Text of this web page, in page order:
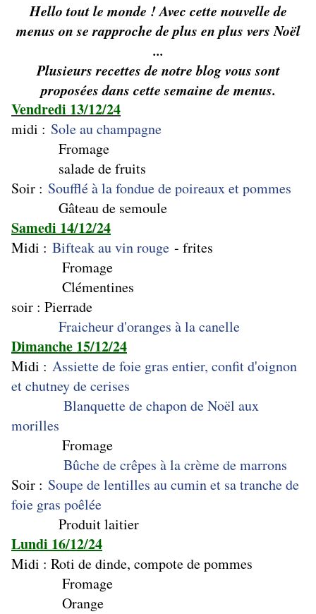
Hello tout le monde ! Avec cette nouvelle de
menus on se rapproche de plus en plus vers Noël
...
Plusieurs recettes de notre blog vous sont
proposées dans cette semaine de menus.
Vendredi 13/12/24
midi : Sole au champagne
Fromage
salade de fruits
Soir : Soufflé à la fondue de poireaux et pommes
Gâteau de semoule
Samedi 14/12/24
Midi : Bifteak au vin rouge - frites
Fromage
Clémentines
soir : Pierrade
Fraicheur d'oranges à la canelle
Dimanche 15/12/24
Midi : Assiette de foie gras entier, confit d'oignon
et chutney de cerises
Blanquette de chapon de Noël aux
morilles
Fromage
Bûche de crêpes à la crème de marrons
Soir : Soupe de lentilles au cumin et sa tranche de
foie gras poêlée
Produit laitier
Lundi 16/12/24
Midi : Roti de dinde, compote de pommes
Fromage
Orange